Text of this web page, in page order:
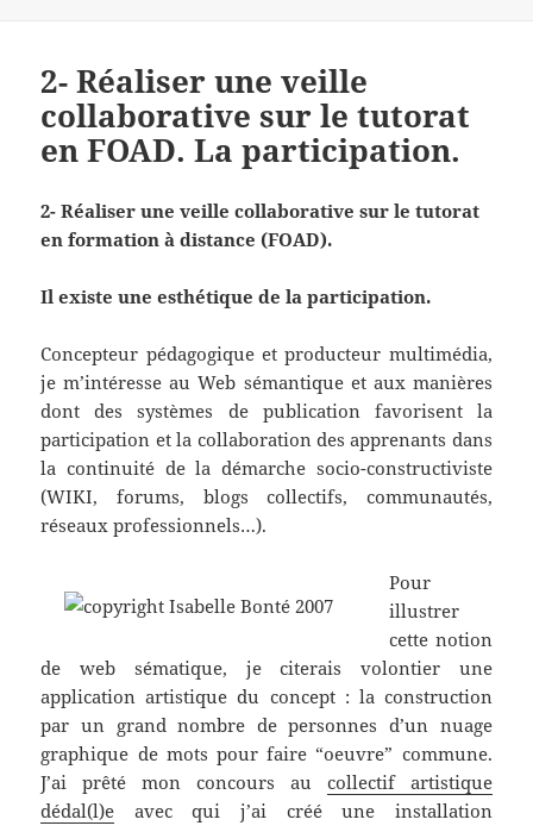
2- Réaliser une veille
collaborative sur le tutorat
en FOAD. La participation.
2- Réaliser une veille collaborative sur le tutorat
en formation à distance (FOAD).
Il existe une esthétique de la participation.
Concepteur pédagogique et producteur multimédia,
je m’intéresse au Web sémantique et aux manières
dont des systèmes de publication favorisent la
participation et la collaboration des apprenants dans
la continuité de la démarche socio-constructiviste
(WIKI, forums, blogs collectifs, communautés,
réseaux professionnels…).
Pour
illustrer
cette notion
de web sématique, je citerais volontier une
application artistique du concept : la construction
par un grand nombre de personnes d’un nuage
graphique de mots pour faire “oeuvre” commune.
J’ai prêté mon concours au collectif artistique
dédal(l)e avec qui j’ai créé une installation